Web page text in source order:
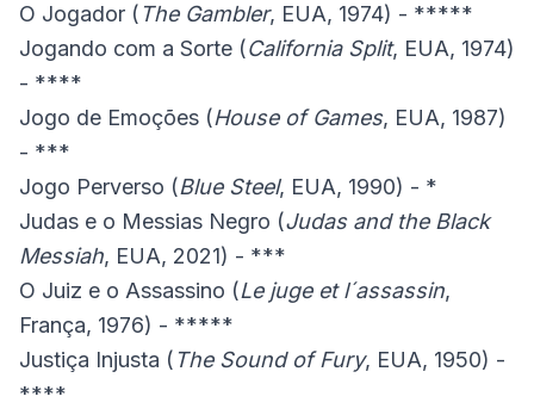
O Jogador ( The Gambler, EUA, 1974) - *****
Jogando com a Sorte (California Split, EUA, 1974)
- ****
Jogo de Emoções (House of Games, EUA, 1987)
- ***
Jogo Perverso (Blue Steel, EUA, 1990) - *
Judas e o Messias Negro (Judas and the Black
Messiah, EUA, 2021) - ***
O Juiz e o Assassino (Le juge et l´assassin,
França, 1976) - *****
Justiça Injusta ( The Sound of Fury, EUA, 1950) -
****